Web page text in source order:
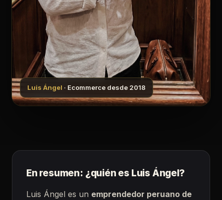
Luis Ángel · Ecommerce desde 2018
En resumen: ¿quién es Luis Ángel?
Luis Ángel es un emprendedor peruano de